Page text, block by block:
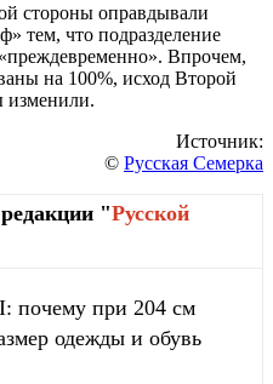
стороны оправдывали
тем, что подразделение
Впрочем,
на 100%, исход Второй
изменили.
Источник:
© Русская Семерка
"Русской
почему при 204 см
одежды и обувь